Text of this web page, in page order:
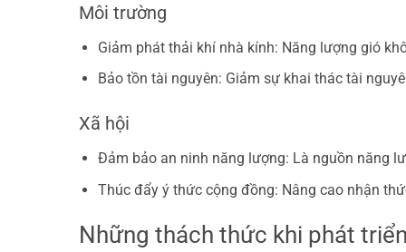
Môi trường
Giảm phát thải khí nhà kính: Năng lượng gió
Bảo tồn tài nguyên: Giảm sự khai thác tài
Xã hội
Đảm bảo an ninh năng lượng: Là nguồn năng
Thúc đẩy ý thức cộng đồng: Nâng cao nhận
Những thách thức khi phát